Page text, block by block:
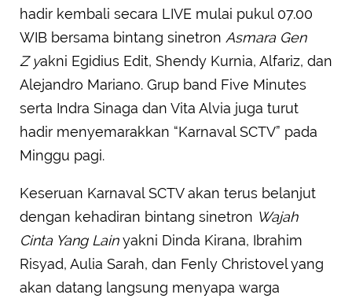
hadir kembali secara LIVE mulai pukul 07.00
WIB bersama bintang sinetron Asmara Gen
Z yakni Egidius Edit, Shendy Kurnia, Alfariz, dan
Alejandro Mariano. Grup band Five Minutes
serta Indra Sinaga dan Vita Alvia juga turut
hadir menyemarakkan “Karnaval SCTV” pada
Minggu pagi.
Keseruan Karnaval SCTV akan terus belanjut
dengan kehadiran bintang sinetron Wajah
Cinta Yang Lainyakni Dinda Kirana, Ibrahim
Risyad, Aulia Sarah, dan Fenly Christovel yang
akan datang langsung menyapa warga